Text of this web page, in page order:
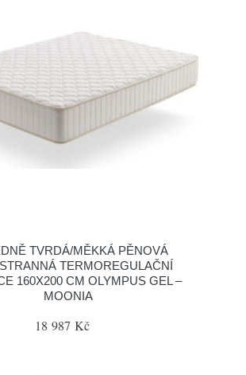
TVRDÁ/MĚKKÁ PĚNOVÁ
TERMOREGULAČNÍ
160X200 CM OLYMPUS GEL –
MOONIA
18 987 Kč